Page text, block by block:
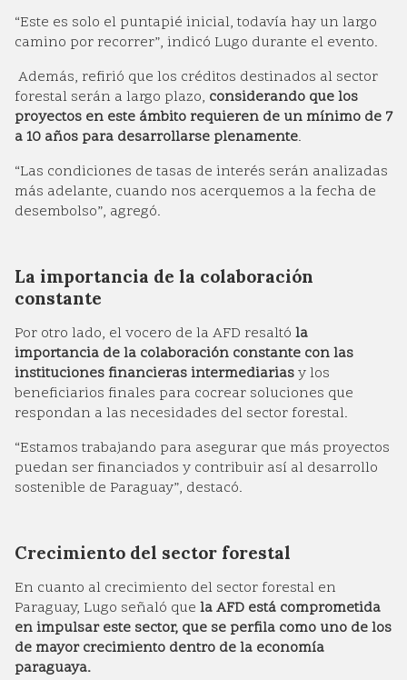
“Este es solo el puntapié inicial, todavía hay un largo
camino por recorrer”, indicó Lugo durante el evento.
Además, refirió que los créditos destinados al sector
forestal serán a largo plazo, considerando que los
proyectos en este ámbito requieren de un mínimo de 7
a 10 años para desarrollarse plenamente.
“Las condiciones de tasas de interés serán analizadas
más adelante, cuando nos acerquemos a la fecha de
desembolso”, agregó.
La importancia de la colaboración
constante
Por otro lado, el vocero de la AFD resaltó la
importancia de la colaboración constante con las
instituciones financieras intermediariasy los
beneficiarios finales para cocrear soluciones que
respondan a las necesidades del sector forestal.
“Estamos trabajando para asegurar que más proyectos
puedan ser financiados y contribuir así al desarrollo
sostenible de Paraguay”, destacó.
Crecimiento del sector forestal
En cuanto al crecimiento del sector forestal en
Paraguay, Lugo señaló que la AFD está comprometida
en impulsar este sector, que se perfila como uno de los
de mayor crecimiento dentro de la economía
paraguaya.